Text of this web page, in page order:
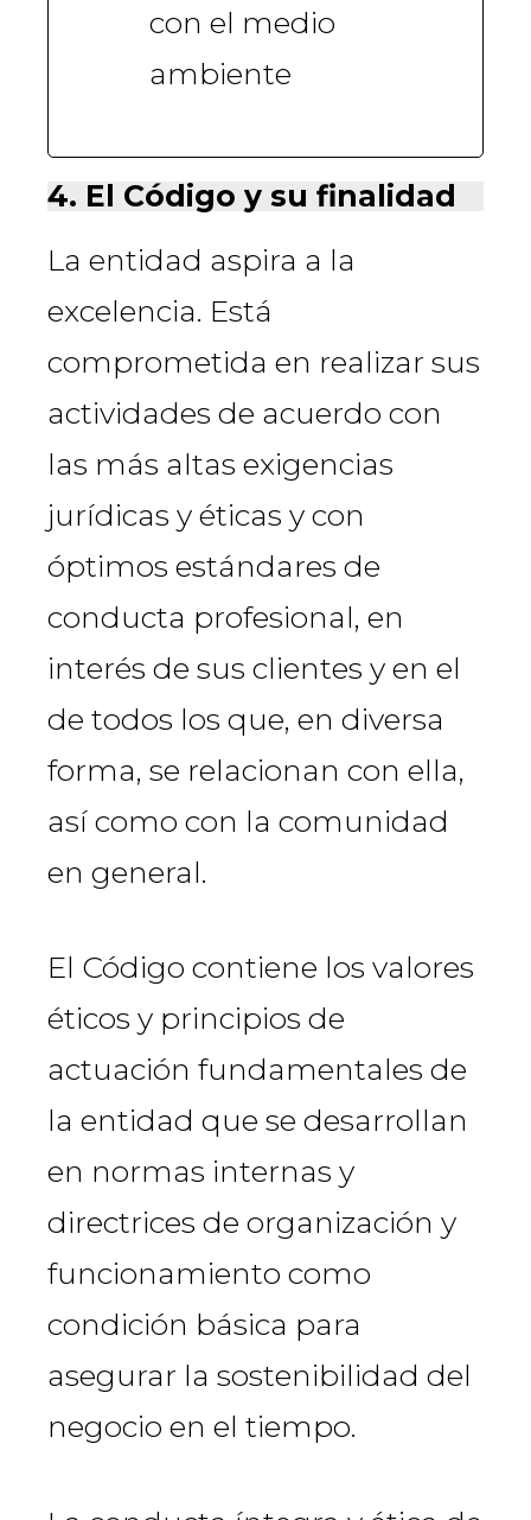
con el medio
ambiente​
4. El Código y su finalidad
La entidad aspira a la
excelencia. Está
comprometida en realizar sus
actividades de acuerdo con
las más altas exigencias
jurídicas y éticas y con
óptimos estándares de
conducta profesional, en
interés de sus clientes y en el
de todos los que, en diversa
forma, se relacionan con ella,
así como con la comunidad
en general.
El Código contiene los valores
éticos y principios de
actuación fundamentales de
la entidad que se desarrollan
en normas internas y
directrices de organización y
funcionamiento como
condición básica para
asegurar la sostenibilidad del
negocio en el tiempo.